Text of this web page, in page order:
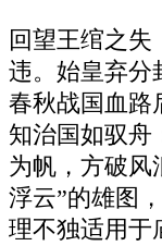
回望王绾之失
违。始皇弃分
春秋战国血路
知治国如驭舟
为帆，方破风
浮云”的雄图
理不独适用